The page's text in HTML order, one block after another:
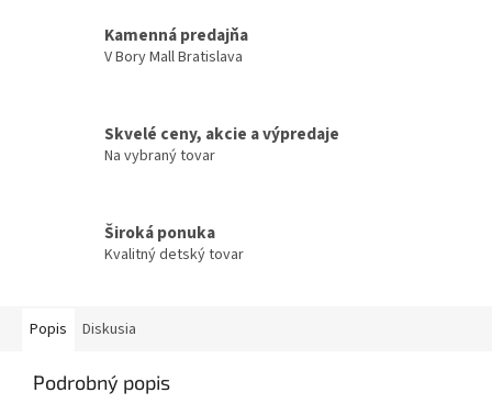
Kamenná predajňa
V Bory Mall Bratislava
Skvelé ceny, akcie a výpredaje
Na vybraný tovar
Široká ponuka
Kvalitný detský tovar
Popis Diskusia
Podrobný popis